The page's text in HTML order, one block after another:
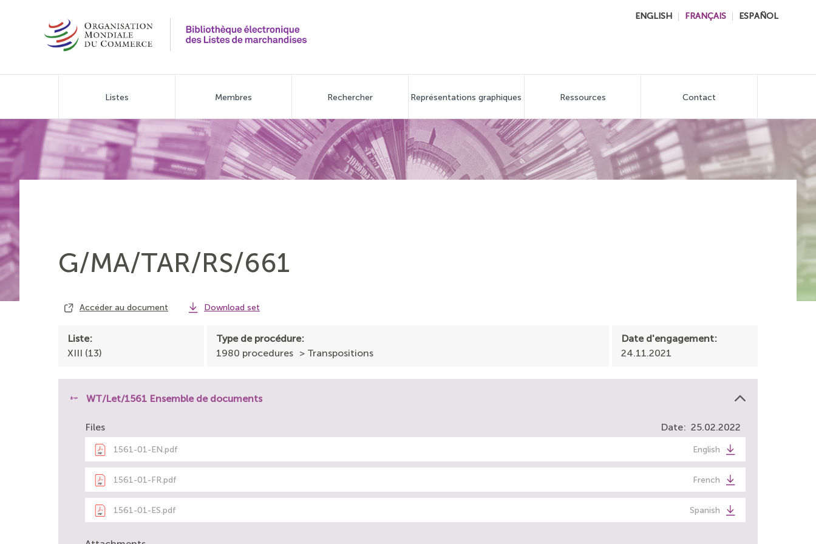
ENGLISH FRANÇAIS ESPAÑOL
navigation
Listes Membres Rechercher Représentations graphiques Ressources Contact
G/MA/TAR/RS/661
Accéder au document Download set
Liste:
XIII (13)
Type de procédure:
1980 procedures > Transpositions
Date d'engagement:
24.11.2021
WT/Let/1561 Ensemble de documents
Date 25.02.2022
Files
1561-01-EN.pdf English
1561-01-FR.pdf French
1561-01-ES.pdf Spanish